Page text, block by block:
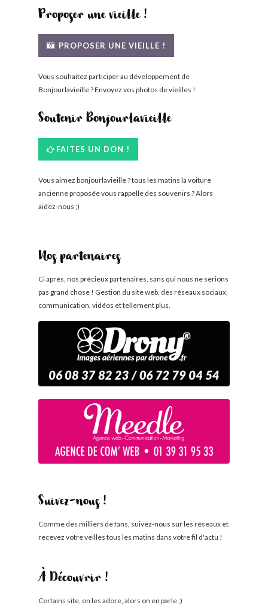
Proposer une vieille !
PROPOSER UNE VIEILLE !
Vous souhaitez participer au développement de
Bonjourlavieille ? Envoyez vos photos de vieilles !
Soutenir Bonjourlavieille
FAITES UN DON !
Vous aimez bonjourlavieille ? tous les matins la voiture
ancienne proposée vous rappelle des souvenirs ? Alors
aidez-nous ;)
Nos partenaires
Ci après, nos précieux partenaires, sans qui nous ne serions
pas grand chose ! Gestion du site web, des réseaux sociaux,
communication, vidéos et tellement plus.
Suivez-nous !
Comme des milliers de fans, suivez-nous sur les réseaux et
recevez votre veilles tous les matins dans votre fil d'actu !
À Découvrir !
Certains site, on les adore, alors on en parle ;)